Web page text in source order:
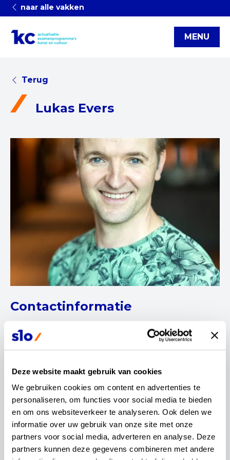
Deze website maakt gebruik van cookies
We gebruiken cookies om content en advertenties te
personaliseren, om functies voor social media te bieden
en om ons websiteverkeer te analyseren. Ook delen we
informatie over uw gebruik van onze site met onze
partners voor social media, adverteren en analyse. Deze
partners kunnen deze gegevens combineren met andere
naar alle vakken
MENU
Terug
Lukas Evers
Contactinformatie
Met groot enthousiasme mag ik deelnemen aan
de vakvernieuwingscommissie kunst en cultuur